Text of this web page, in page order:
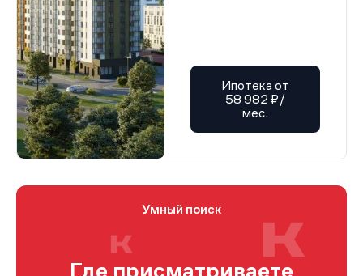
Ипотека от
58 982 ₽/
мес.
Умный поиск
Где присматриваете